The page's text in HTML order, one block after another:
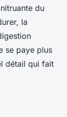
du
la
se paye plus
détail qui fait